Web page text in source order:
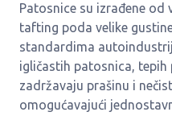
Patosnice su izrađene od
tafting poda velike
standardima
igličastih patosnica,
zadržavaju prašinu i
omogućavajući